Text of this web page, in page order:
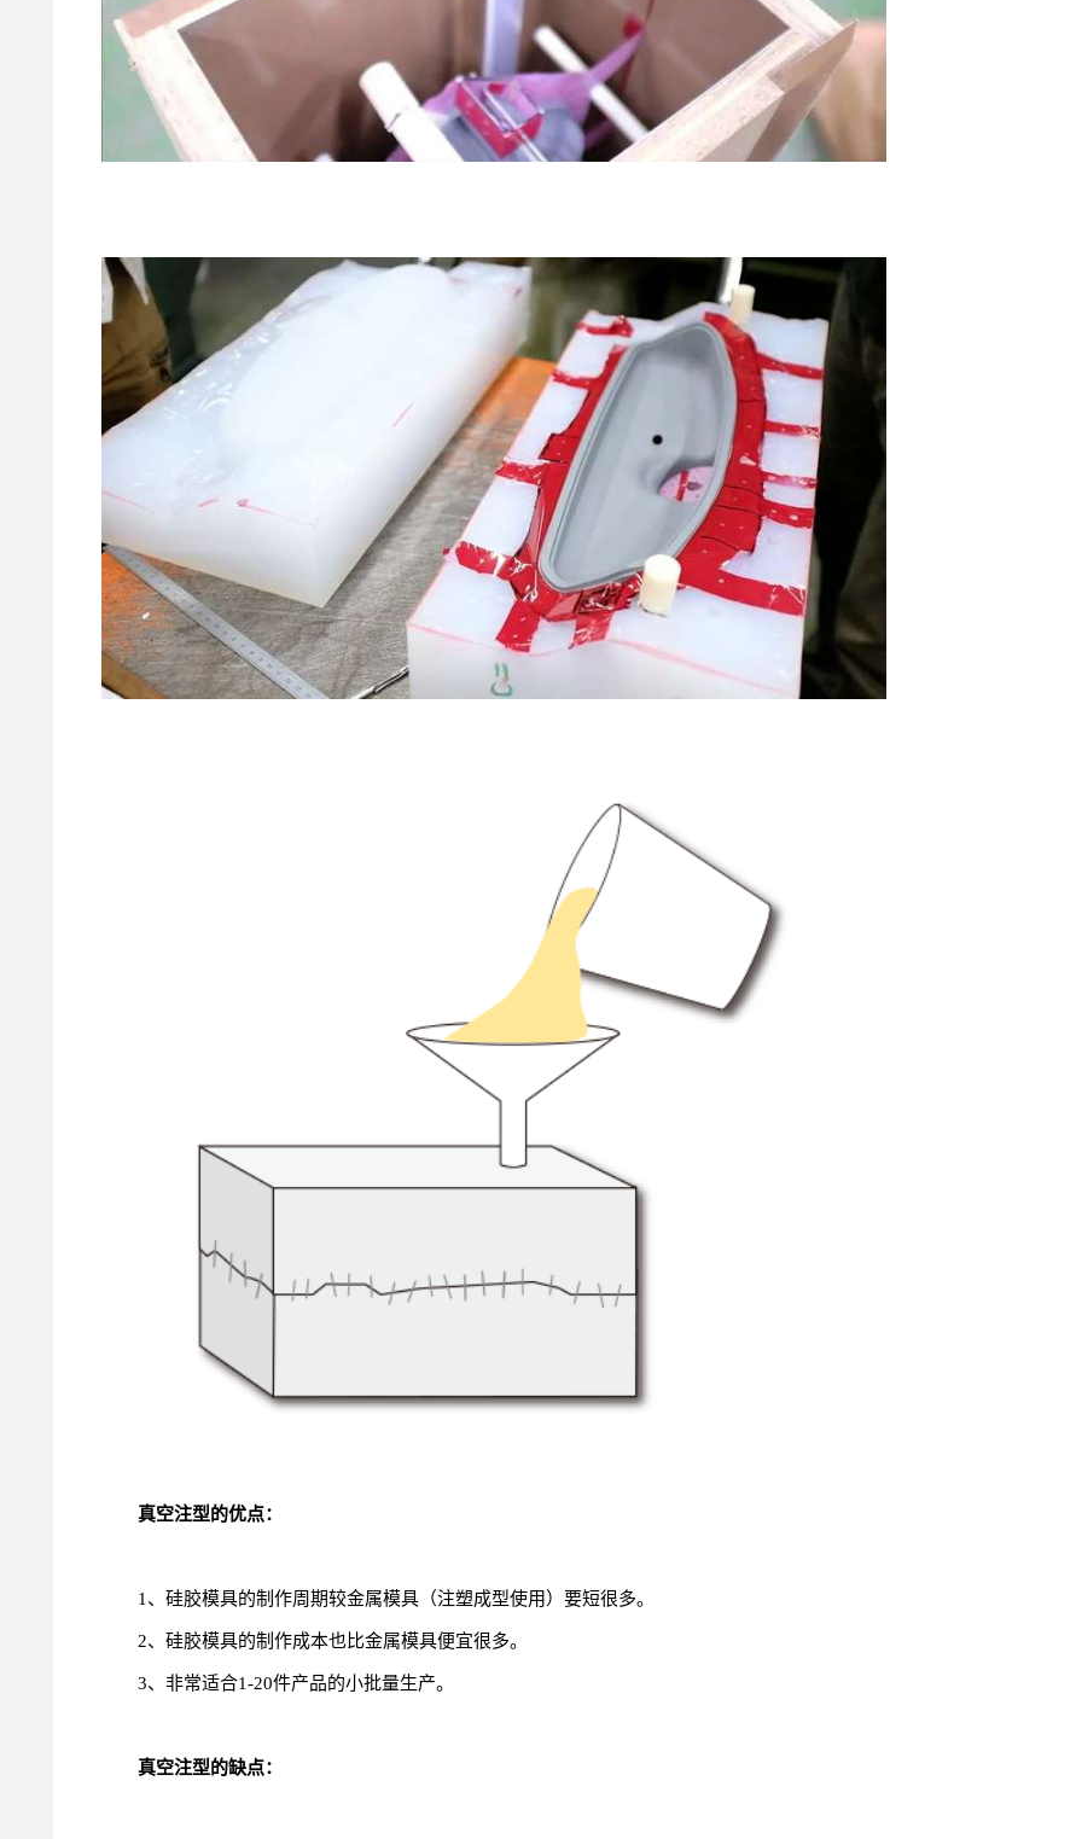
真空注型的优点：
1、硅胶模具的制作周期较金属模具（注塑成型使用）要短很多。
2、硅胶模具的制作成本也比金属模具便宜很多。
3、非常适合1-20件产品的小批量生产。
真空注型的缺点：